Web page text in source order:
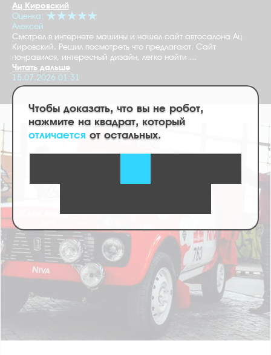
Ац Кировский
Оценка:
Алексей
Смотрел в интернете машины и нашел сайт автосалона Ац
Кировский. Решил посмотреть что предлагают. Сайт
понравился, интересный дизайн, легко найти ...
Читать дальше
15.07.2026 01:31
Чтобы доказать, что вы не робот,
нажмите на квадрат, который
отличается от остальных.